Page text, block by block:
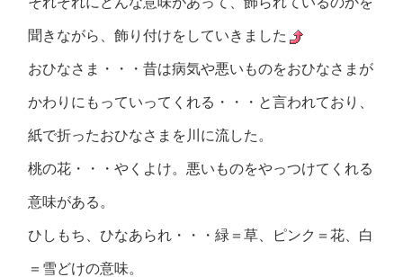
聞きながら、飾り付けをしていきました
おひなさま・・・昔は病気や悪いものをおひなさまが
かわりにもっていってくれる・・・と言われており、
紙で折ったおひなさまを川に流した。
桃の花・・・やくよけ。悪いものをやっつけてくれる
意味がある。
ひしもち、ひなあられ・・・緑＝草、ピンク＝花、白
＝雪どけの意味。